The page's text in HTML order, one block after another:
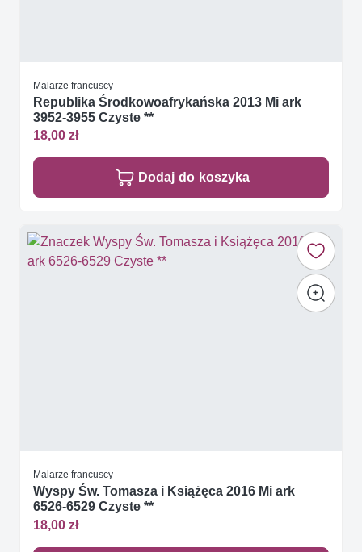
Malarze francuscy
Republika Środkowoafrykańska 2013 Mi ark
3952-3955 Czyste **
18,00 zł
Dodaj do koszyka
Malarze francuscy
Wyspy Św. Tomasza i Książęca 2016 Mi ark
6526-6529 Czyste **
18,00 zł